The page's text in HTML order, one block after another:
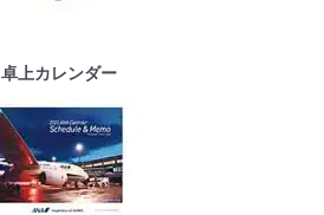
卓上カレンダー